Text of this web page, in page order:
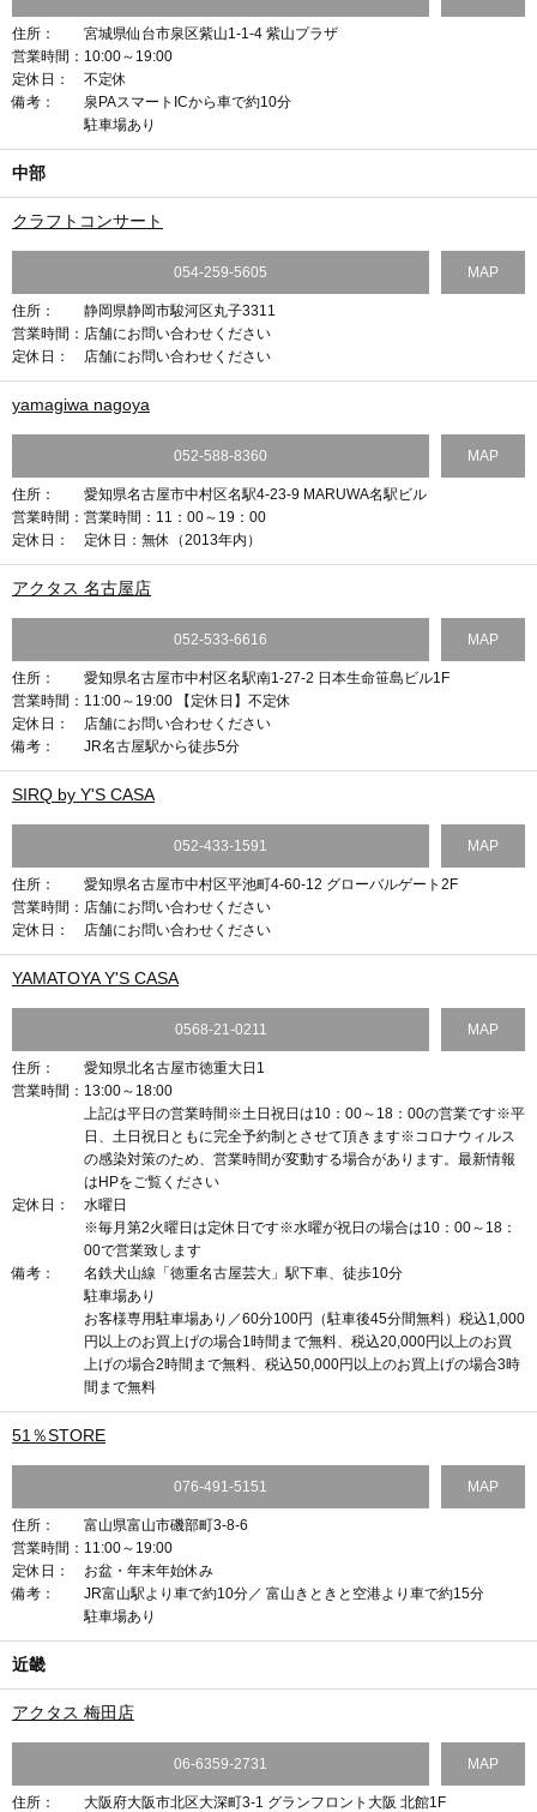
住所：
宮城県仙台市泉区紫山1-1-4 紫山プラザ
営業時間： 10:00～19:00
定休日：
不定休
備考：
泉PAスマートICから車で約10分
駐車場あり
中部
クラフトコンサート
054-259-5605 MAP
住所：
静岡県静岡市駿河区丸子3311
営業時間： 店舗にお問い合わせください
定休日：
店舗にお問い合わせください
yamagiwa nagoya
052-588-8360 MAP
住所：
愛知県名古屋市中村区名駅4-23-9 MARUWA名駅ビル
営業時間： 営業時間：11：00～19：00
定休日：
定休日：無休（2013年内）
アクタス 名古屋店
052-533-6616 MAP
住所：
愛知県名古屋市中村区名駅南1-27-2 日本生命笹島ビル1F
営業時間： 11:00～19:00 【定休日】不定休
定休日：
店舗にお問い合わせください
備考：
JR名古屋駅から徒歩5分
SIRQ by Y'S CASA
052-433-1591 MAP
住所：
愛知県名古屋市中村区平池町4-60-12 グローバルゲート2F
営業時間： 店舗にお問い合わせください
定休日：
店舗にお問い合わせください
YAMATOYA Y'S CASA
0568-21-0211 MAP
住所：
愛知県北名古屋市徳重大日1
営業時間： 13:00～18:00
上記は平日の営業時間※土日祝日は10：00～18：00の営業です※平
日、土日祝日ともに完全予約制とさせて頂きます※コロナウィルス
の感染対策のため、営業時間が変動する場合があります。最新情報
はHPをご覧ください
定休日：
水曜日
※毎月第2火曜日は定休日です※水曜が祝日の場合は10：00～18：
00で営業致します
備考：
名鉄犬山線「徳重名古屋芸大」駅下車、徒歩10分
駐車場あり
お客様専用駐車場あり／60分100円（駐車後45分間無料）税込1,000
円以上のお買上げの場合1時間まで無料、税込20,000円以上のお買
上げの場合2時間まで無料、税込50,000円以上のお買上げの場合3時
間まで無料
51％STORE
076-491-5151 MAP
住所：
富山県富山市磯部町3-8-6
営業時間： 11:00～19:00
定休日：
お盆・年末年始休み
備考：
JR富山駅より車で約10分／ 富山きときと空港より車で約15分
駐車場あり
近畿
アクタス 梅田店
06-6359-2731 MAP
住所：
大阪府大阪市北区大深町3-1 グランフロント大阪 北館1F